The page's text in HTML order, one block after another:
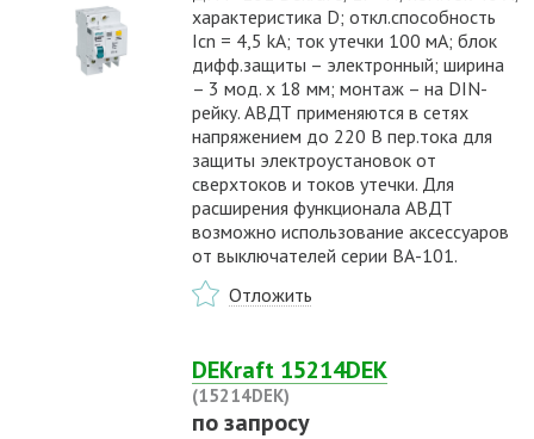
характеристика D; откл.способность
Icn = 4,5 kA; ток утечки 100 мА; блок
дифф.защиты – электронный; ширина
– 3 мод. х 18 мм; монтаж – на DIN-
рейку. АВДТ применяются в сетях
напряжением до 220 В пер.тока для
защиты электроустановок от
сверхтоков и токов утечки. Для
расширения функционала АВДТ
возможно использование аксессуаров
от выключателей серии ВА-101.
Отложить
DEKraft 15214DEK
(15214DEK)
по запросу